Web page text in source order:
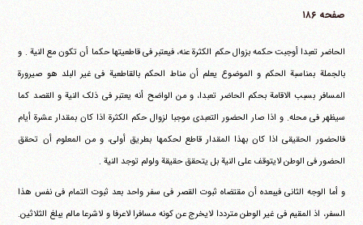
صفحه ۱۸۶
الحاضر تعبدا أوجبت حکمه بزوال حکم الکثرة عنه، فیعتبر فی قاطعیتها حکما أن تکون مع النیة . و
بالجملة بمناسبة الحکم و الموضوع یعلم أن مناط الحکم بالقاطعیة فی غیر البلد هو صیرورة
المسافر بسبب الاقامة بحکم الحاضر تعبدا، و من الواضح أنه یعتبر فی ذلک النیة و القصد کما
سیظهر فی محله. و اذا صار الحضور التعبدی موجبا لزوال حکم الکثرة اذا کان بمقدار عشرة أیام
فالحضور الحقیقی اذا کان بهذا المقدار قاطع لحکمها بطریق أولی، و من المعلوم أن تحقق
الحضور فی الوطن لایتوقف علی النیة بل یتحقق حقیقة ولولم توجد النیة .
و أما الوجه الثانی فیبعده أن مقتضاه ثبوت القصر فی سفر واحد بعد ثبوت التمام فی نفس هذا
السفر، اذ المقیم فی غیر الوطن مترددا لایخرج عن کونه مسافرا لاعرفا و لاشرعا مالم یبلغ الثلاثین.